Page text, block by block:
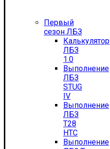
Первый
сезон ЛБЗ
Калькулятор
ЛБЗ
1.0
Выполнение
ЛБЗ
STUG
IV
Выполнение
ЛБЗ
T28
HTC
Выполнение